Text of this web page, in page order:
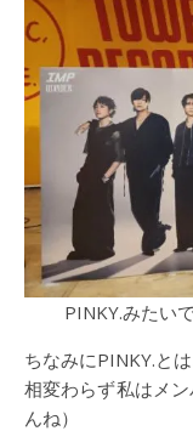
PINKY.みたいで
ちなみにPINKY.と
相変わらず私はメ
んね）